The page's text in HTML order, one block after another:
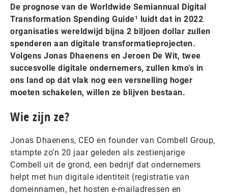
De prognose van de Worldwide Semiannual Digital
Transformation Spending Guide¹ luidt dat in 2022
organisaties wereldwijd bijna 2 biljoen dollar zullen
spenderen aan digitale transformatieprojecten.
Volgens Jonas Dhaenens en Jeroen De Wit, twee
succesvolle digitale ondernemers, zullen kmo’s in
ons land op dat vlak nog een versnelling hoger
moeten schakelen, willen ze blijven bestaan.
Wie zijn ze?
Jonas Dhaenens, CEO en founder van Combell Group,
stampte zo’n 20 jaar geleden als zestienjarige
Combell uit de grond, een bedrijf dat ondernemers
helpt met hun digitale identiteit (registratie van
domeinnamen, het hosten e-mailadressen en